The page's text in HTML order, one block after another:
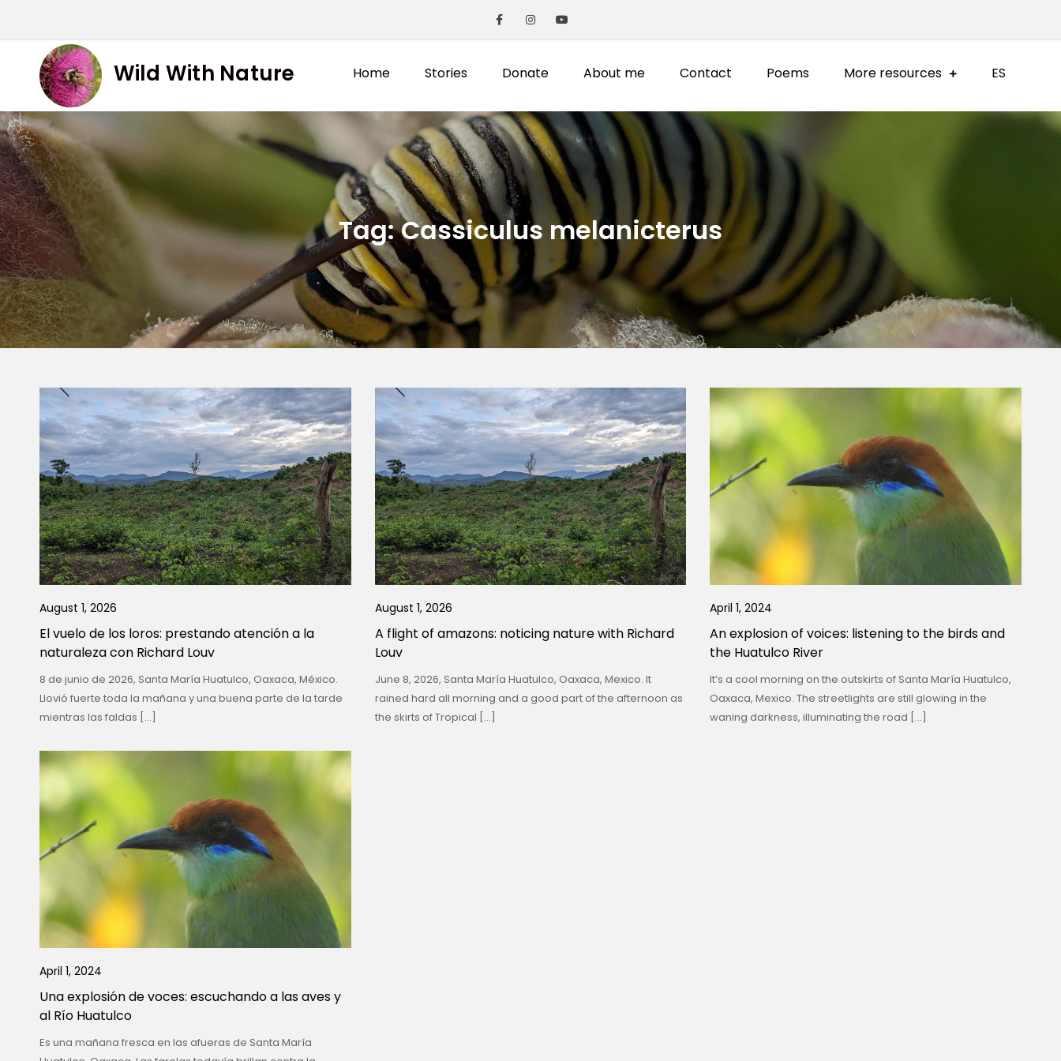
Wild With Nature Home Stories Donate About me Contact Poems More resources ES
Tag:Cassiculus melanicterus
August 1, 2026
El vuelo de los loros: prestando atención a la
naturaleza con Richard Louv
8 de junio de 2026, Santa María Huatulco, Oaxaca, México.
Llovió fuerte toda la mañana y una buena parte de la tarde
mientras las faldas […]
August 1, 2026
A flight of amazons: noticing nature with Richard
Louv
June 8, 2026, Santa María Huatulco, Oaxaca, Mexico. It
rained hard all morning and a good part of the afternoon as
the skirts of Tropical […]
April 1, 2024
An explosion of voices: listening to the birds and
the Huatulco River
It’s a cool morning on the outskirts of Santa María Huatulco,
Oaxaca, Mexico. The streetlights are still glowing in the
waning darkness, illuminating the road […]
April 1, 2024
Una explosión de voces: escuchando a las aves y
al Río Huatulco
Es una mañana fresca en las afueras de Santa María